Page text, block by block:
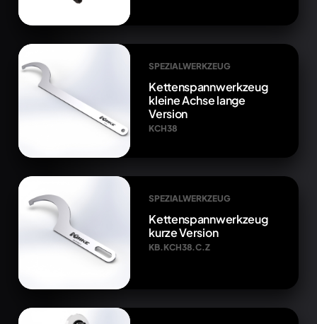
SPEZIALWERKZEUG
Kettenspannwerkzeug
kleine Achse lange
Version
KCH38
SPEZIALWERKZEUG
Kettenspannwerkzeug
kurze Version
KB.KCH38.C.Z